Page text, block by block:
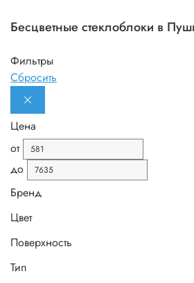
Бесцветные стеклоблоки в
Фильтры
Сбросить
Цена
от
до
Бренд
Цвет
Поверхность
Тип